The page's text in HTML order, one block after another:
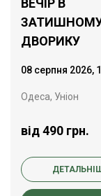
ВЕЧІР В
ДВОРИКУ
08 серпня 2026,
Одеса, Уніон
від 490 грн.